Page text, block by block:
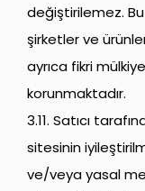
değiştirilemez.
şirketler ve
ayrıca fikri
korunmaktadır.
3.11. Satıcı
sitesinin
ve/veya yasal